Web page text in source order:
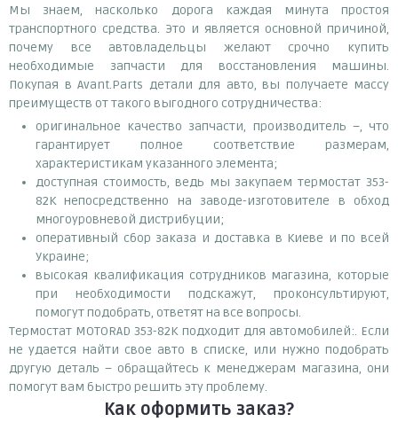
Мы знаем, насколько дорога каждая минута простоя
транспортного средства. Это и является основной причиной,
почему все автовладельцы желают срочно купить
необходимые запчасти для восстановления машины.
Покупая в Avant.Parts детали для авто, вы получаете массу
преимуществ от такого выгодного сотрудничества:
оригинальное качество запчасти, производитель –, что
гарантирует полное соответствие размерам,
характеристикам указанного элемента;
доступная стоимость, ведь мы закупаем термостат 353-
82K непосредственно на заводе-изготовителе в обход
многоуровневой дистрибуции;
оперативный сбор заказа и доставка в Киеве и по всей
Украине;
высокая квалификация сотрудников магазина, которые
при необходимости подскажут, проконсультируют,
помогут подобрать, ответят на все вопросы.
Термостат MOTORAD 353-82K подходит для автомобилей:. Если
не удается найти свое авто в списке, или нужно подобрать
другую деталь – обращайтесь к менеджерам магазина, они
помогут вам быстро решить эту проблему.
Как оформить заказ?